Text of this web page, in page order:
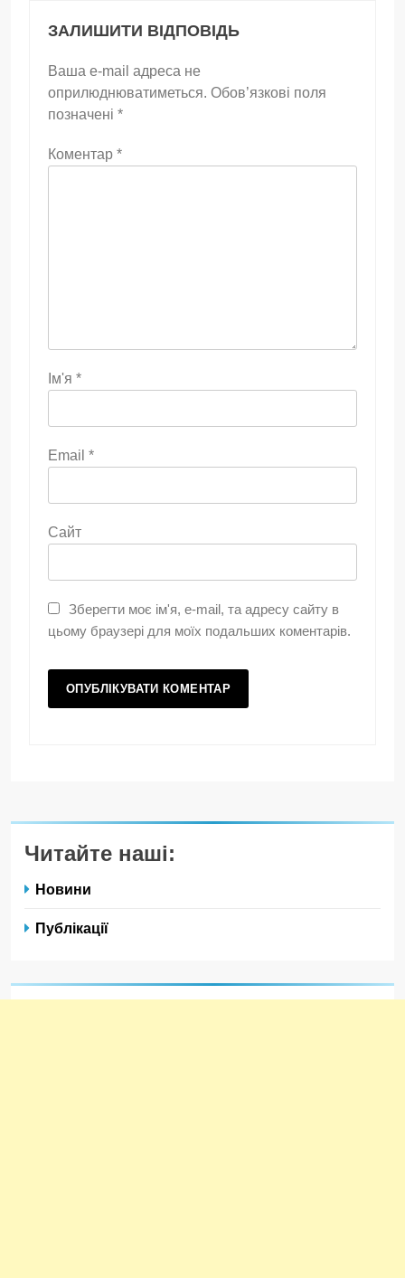
ЗАЛИШИТИ ВІДПОВІДЬ
Ваша e-mail адреса не
оприлюднюватиметься. Обов’язкові поля
позначені *
Коментар *
Ім'я *
Email *
Сайт
Зберегти моє ім'я, e-mail, та адресу сайту в
цьому браузері для моїх подальших коментарів.
Читайте наші:
Новини
Публікації